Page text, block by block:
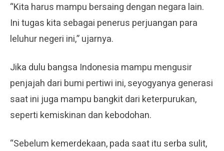
“Kita harus mampu bersaing dengan negara lain.
Ini tugas kita sebagai penerus perjuangan para
leluhur negeri ini,” ujarnya.
Jika dulu bangsa Indonesia mampu mengusir
penjajah dari bumi pertiwi ini, seyogyanya generasi
saat ini juga mampu bangkit dari keterpurukan,
seperti kemiskinan dan kebodohan.
“Sebelum kemerdekaan, pada saat itu serba sulit,